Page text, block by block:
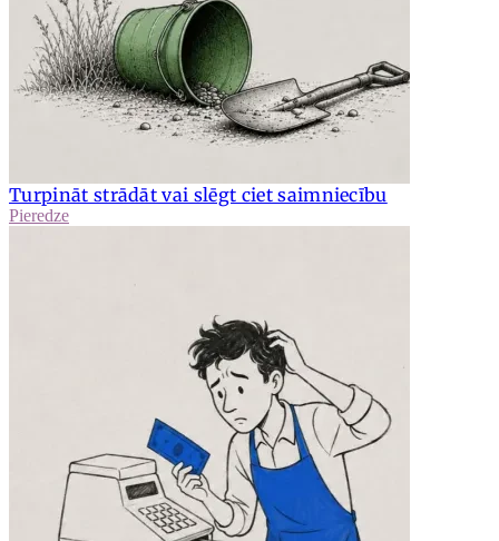
Turpināt strādāt vai slēgt ciet saimniecību
Pieredze